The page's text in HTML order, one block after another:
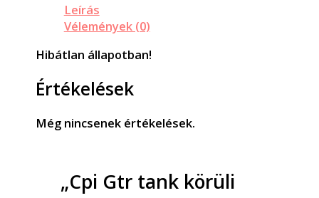
Leírás
Vélemények (0)
Hibátlan állapotban!
Értékelések
Még nincsenek értékelések.
„Cpi Gtr tank körüli